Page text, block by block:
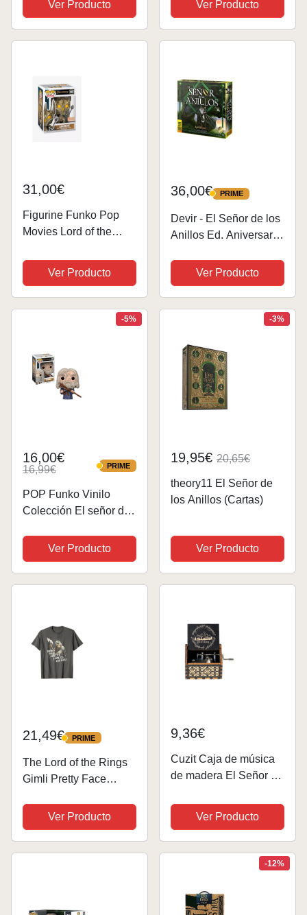
Ver Producto Ver Producto
31,00€
Figurine Funko Pop
Movies Lord of the
Ver Producto
36,00€ PRIME
PRIME
Devir - El Señor de los
Anillos Ed. Aniversario
Juego de Mesa
cooperativo, Juego de
Mesa con Amigos,
Ver Producto
-5%
16,00€
16,99€ PRIME
PRIME
POP Funko Vinilo
Colección El señor de
Gandalf (13550)
Ver Producto
-3%
19,95€ 20,65€
theory11 El Señor de
los Anillos (Cartas)
Ver Producto
21,49€ PRIME
PRIME
The Lord of the Rings
Gimli Pretty Face
Ver Producto
9,36€
Cuzit Caja de música
de madera El Señor de
juguete musical
novedoso, regalo para
cumpleaños, día de
San Valentín, Navidad,
Ver Producto
-12%